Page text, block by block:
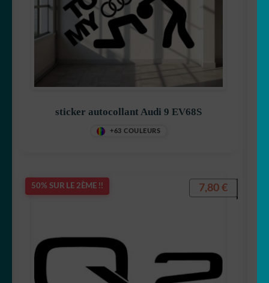
sticker autocollant Audi 9 EV68S
+63 COULEURS
50% SUR LE 2ÈME !! 7,80 €